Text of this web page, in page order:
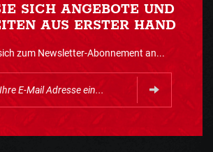
SICH ANGEBOTE UND
AUS ERSTER HAND
zum Newsletter-Abonnement an...